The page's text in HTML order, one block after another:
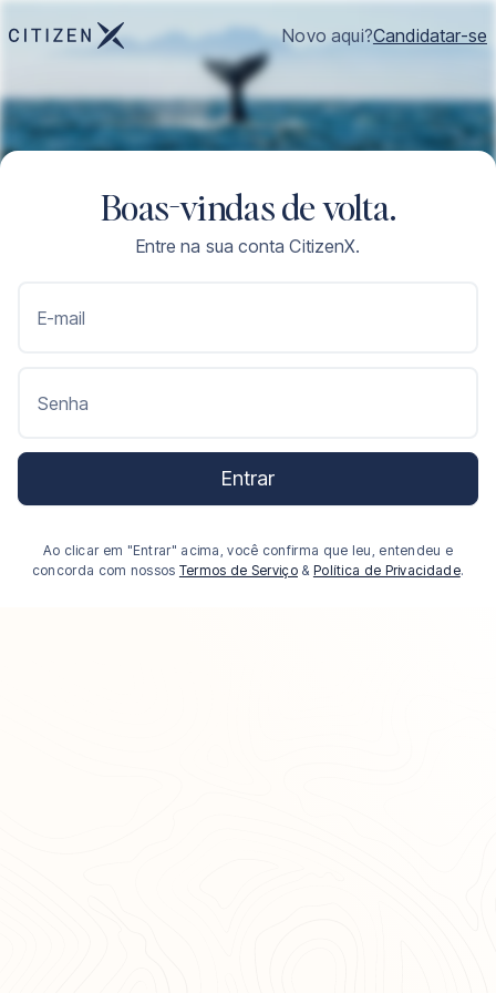
Novo aqui?Candidatar-se
Boas-vindas de volta.
Entre na sua conta CitizenX.
E-mail
Senha
Entrar
Ao clicar em "Entrar" acima, você confirma que leu, entendeu e
concorda com nossos Termos de Serviço & Política de Privacidade.